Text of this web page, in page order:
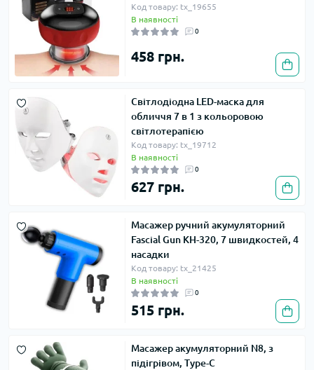
Код товару: tx_19655
В наявності
0
458 грн.
Світлодіодна LED-маска для
обличчя 7 в 1 з кольоровою
світлотерапією
Код товару: tx_19712
В наявності
0
627 грн.
Масажер ручний акумуляторний
Fascial Gun KH-320, 7 швидкостей, 4
насадки
Код товару: tx_21425
В наявності
0
515 грн.
Масажер акумуляторний N8, з
підігрівом, Type-C